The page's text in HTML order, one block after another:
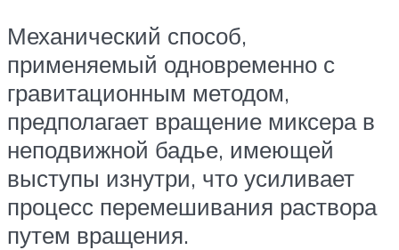
Механический способ,
применяемый одновременно с
гравитационным методом,
предполагает вращение миксера в
неподвижной бадье, имеющей
выступы изнутри, что усиливает
процесс перемешивания раствора
путем вращения.